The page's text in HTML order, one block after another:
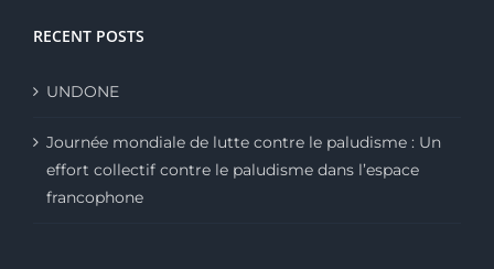
RECENT POSTS
UNDONE
Journée mondiale de lutte contre le paludisme : Un
effort collectif contre le paludisme dans l’espace
francophone